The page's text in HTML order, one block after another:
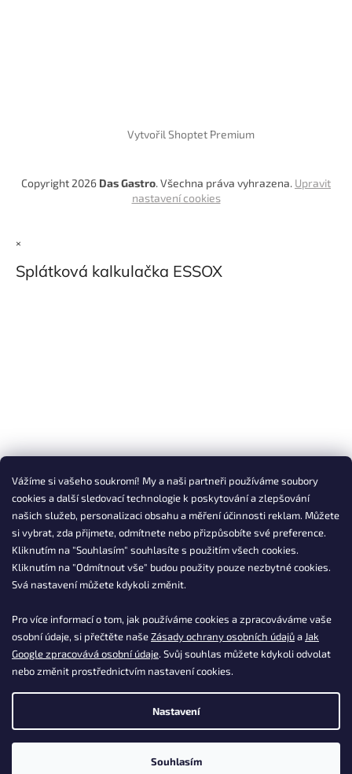
Vážíme si vašeho soukromí! My a naši partneři používáme soubory
cookies a další sledovací technologie k poskytování a zlepšování
našich služeb, personalizaci obsahu a měření účinnosti reklam. Můžete
si vybrat, zda přijmete, odmítnete nebo přizpůsobíte své preference.
Kliknutím na "Souhlasím" souhlasíte s použitím všech cookies.
Kliknutím na "Odmítnout vše" budou použity pouze nezbytné cookies.
Svá nastavení můžete kdykoli změnit.
Pro více informací o tom, jak používáme cookies a zpracováváme vaše
osobní údaje, si přečtěte našeZásady ochrany osobních údajůa Jak
Google zpracovává osobní údaje. Svůj souhlas můžete kdykoli odvolat
nebo změnit prostřednictvím nastavení cookies.
Nastavení
Souhlasím
Vytvořil Shoptet Premium
Copyright 2026 Das Gastro. Všechna práva vyhrazena. Upravit
nastavení cookies
×
Splátková kalkulačka ESSOX